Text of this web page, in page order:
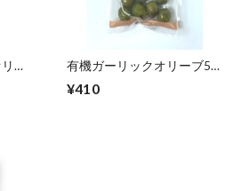
ー
有機ガーリックオリーブ55
¥410